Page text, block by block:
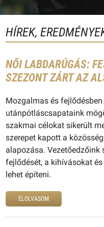
HÍREK,
NŐI LABDARÚGÁS:
SZEZONT ZÁRT AZ
Mozgalmas és
utánpótláscsapataink
szakmai célokat sikerült
szerepet kapott a
alapozása.
fejlődését, a kihívásokat
lehet építeni.
ELOLVASOM